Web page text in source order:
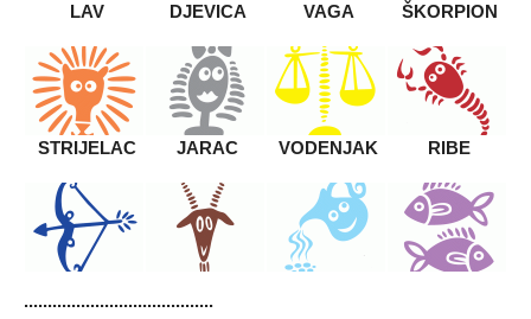
LAV DJEVICA VAGA ŠKORPION
STRIJELAC JARAC VODENJAK RIBE
........................................